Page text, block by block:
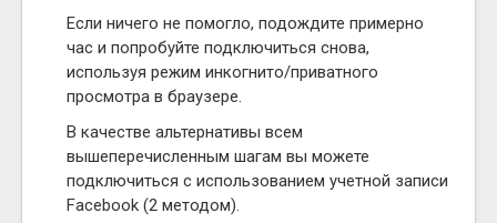
Если ничего не помогло, подождите примерно
час и попробуйте подключиться снова,
используя режим инкогнито/приватного
просмотра в браузере.
В качестве альтернативы всем
вышеперечисленным шагам вы можете
подключиться с использованием учетной записи
Facebook (2 методом).